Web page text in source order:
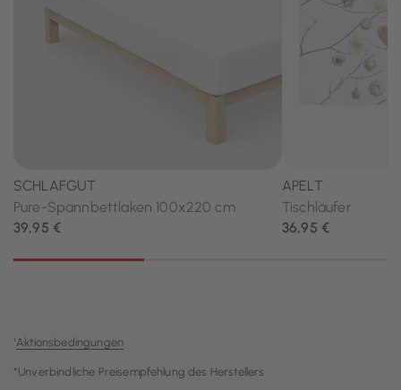
¹Aktionsbedingungen
*Unverbindliche Preisempfehlung des Herstellers